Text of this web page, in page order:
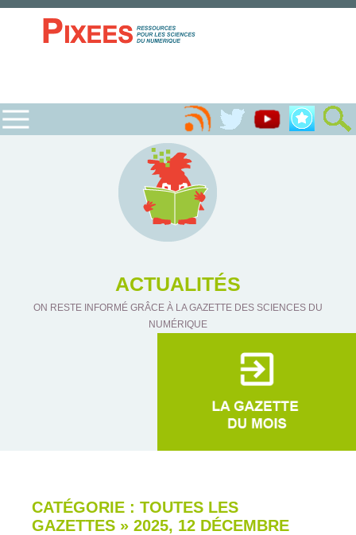
ACTUALITÉS
ON RESTE INFORMÉ GRÂCE À LA GAZETTE DES SCIENCES DU
NUMÉRIQUE
CATÉGORIE : TOUTES LES
GAZETTES » 2025, 12 DÉCEMBRE